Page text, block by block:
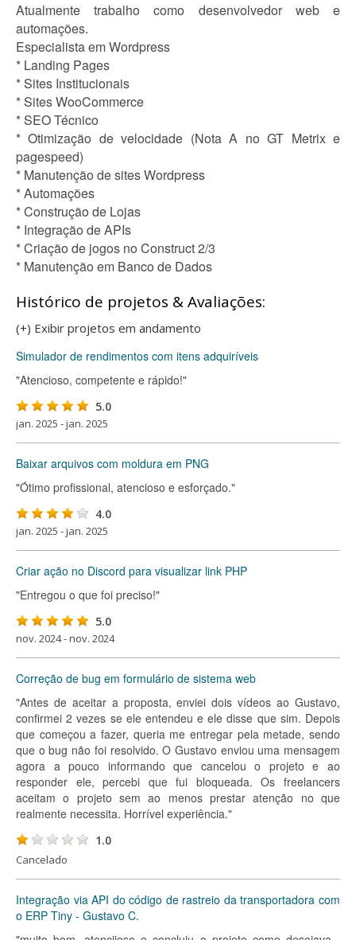
Atualmente trabalho como desenvolvedor web e
automações.
Especialista em Wordpress
* Landing Pages
* Sites Institucionais
* Sites WooCommerce
* SEO Técnico
* Otimização de velocidade (Nota A no GT Metrix e
pagespeed)
* Manutenção de sites Wordpress
* Automações
* Construção de Lojas
* Integração de APIs
* Criação de jogos no Construct 2/3
* Manutenção em Banco de Dados
Histórico de projetos & Avaliações:
(+) Exibir projetos em andamento
Simulador de rendimentos com itens adquiríveis
"Atencioso, competente e rápido!"
5.0
jan. 2025 - jan. 2025
Baixar arquivos com moldura em PNG
"Ótimo profissional, atencioso e esforçado."
4.0
jan. 2025 - jan. 2025
Criar ação no Discord para visualizar link PHP
"Entregou o que foi preciso!"
5.0
nov. 2024 - nov. 2024
Correção de bug em formulário de sistema web
"Antes de aceitar a proposta, enviei dois vídeos ao Gustavo,
confirmei 2 vezes se ele entendeu e ele disse que sim. Depois
que começou a fazer, queria me entregar pela metade, sendo
que o bug não foi resolvido. O Gustavo enviou uma mensagem
agora a pouco informando que cancelou o projeto e ao
responder ele, percebi que fui bloqueada. Os freelancers
aceitam o projeto sem ao menos prestar atenção no que
realmente necessita. Horrível experiência."
1.0
Cancelado
Integração via API do código de rastreio da transportadora com
o ERP Tiny - Gustavo C.